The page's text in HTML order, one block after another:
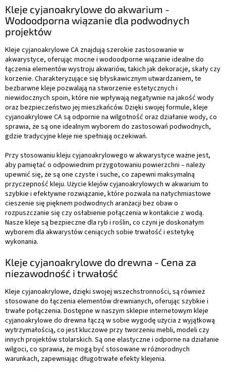
Kleje cyjanoakrylowe do akwarium -
Wodoodporna wiązanie dla podwodnych
projektów
Kleje cyjanoakrylowe CA znajdują szerokie zastosowanie w
akwarystyce, oferując mocne i wodoodporne wiązanie idealne do
łączenia elementów wystroju akwariów, takich jak dekoracje, skały czy
korzenie. Charakteryzujące się błyskawicznym utwardzaniem, te
bezbarwne kleje pozwalają na stworzenie estetycznych i
niewidocznych spoin, które nie wpływają negatywnie na jakość wody
oraz bezpieczeństwo jej mieszkańców. Dzięki swojej formule, kleje
cyjanoakrylowe CA są odpornie na wilgotność oraz działanie wody, co
sprawia, że są one idealnym wyborem do zastosowań podwodnych,
gdzie tradycyjne kleje nie spełniają oczekiwań.
Przy stosowaniu kleju cyjanoakrylowego w akwarystyce ważne jest,
aby pamiętać o odpowiednim przygotowaniu powierzchni – należy
upewnić się, że są one czyste i suche, co zapewni maksymalną
przyczepność kleju. Użycie klejów cyjanoakrylowych w akwarium to
szybkie i efektywne rozwiązanie, które pozwala na natychmiastowe
cieszenie się pięknem podwodnych aranżacji bez obaw o
rozpuszczanie się czy osłabienie połączenia w kontakcie z wodą.
Nasze kleje są bezpieczne dla ryb i roślin, co czyni je doskonałym
wyborem dla akwarystów ceniących sobie trwałość i estetykę
wykonania.
Kleje cyjanoakrylowe do drewna - Cena za
niezawodność i trwałość
Kleje cyjanoakrylowe, dzięki swojej wszechstronności, są również
stosowane do łączenia elementów drewnianych, oferując szybkie i
trwałe połączenia. Dostępne w naszym sklepie internetowym kleje
cyjanoakrylowe do drewna łączą w sobie wygodę użycia z wyjątkową
wytrzymałością, co jest kluczowe przy tworzeniu mebli, modeli czy
innych projektów stolarskich. Są one elastyczne i odporne na działanie
wilgoci, co sprawia, że mogą być stosowane w różnorodnych
warunkach, zapewniając długotrwałe efekty klejenia.